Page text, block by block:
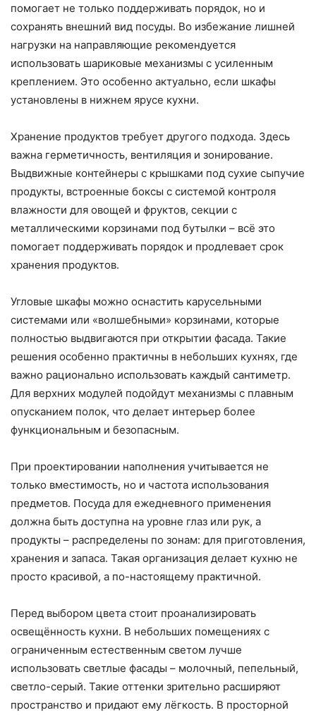
помогает не только поддерживать порядок, но и
сохранять внешний вид посуды. Во избежание лишней
нагрузки на направляющие рекомендуется
использовать шариковые механизмы с усиленным
креплением. Это особенно актуально, если шкафы
установлены в нижнем ярусе кухни.
Хранение продуктов требует другого подхода. Здесь
важна герметичность, вентиляция и зонирование.
Выдвижные контейнеры с крышками под сухие сыпучие
продукты, встроенные боксы с системой контроля
влажности для овощей и фруктов, секции с
металлическими корзинами под бутылки – всё это
помогает поддерживать порядок и продлевает срок
хранения продуктов.
Угловые шкафы можно оснастить карусельными
системами или «волшебными» корзинами, которые
полностью выдвигаются при открытии фасада. Такие
решения особенно практичны в небольших кухнях, где
важно рационально использовать каждый сантиметр.
Для верхних модулей подойдут механизмы с плавным
опусканием полок, что делает интерьер более
функциональным и безопасным.
При проектировании наполнения учитывается не
только вместимость, но и частота использования
предметов. Посуда для ежедневного применения
должна быть доступна на уровне глаз или рук, а
продукты – распределены по зонам: для приготовления,
хранения и запаса. Такая организация делает кухню не
просто красивой, а по-настоящему практичной.
Перед выбором цвета стоит проанализировать
освещённость кухни. В небольших помещениях с
ограниченным естественным светом лучше
использовать светлые фасады – молочный, пепельный,
светло-серый. Такие оттенки зрительно расширяют
пространство и придают ему лёгкость. В просторной